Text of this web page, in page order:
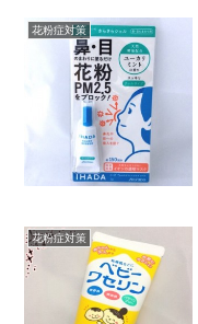
花粉症対策
花粉症対策